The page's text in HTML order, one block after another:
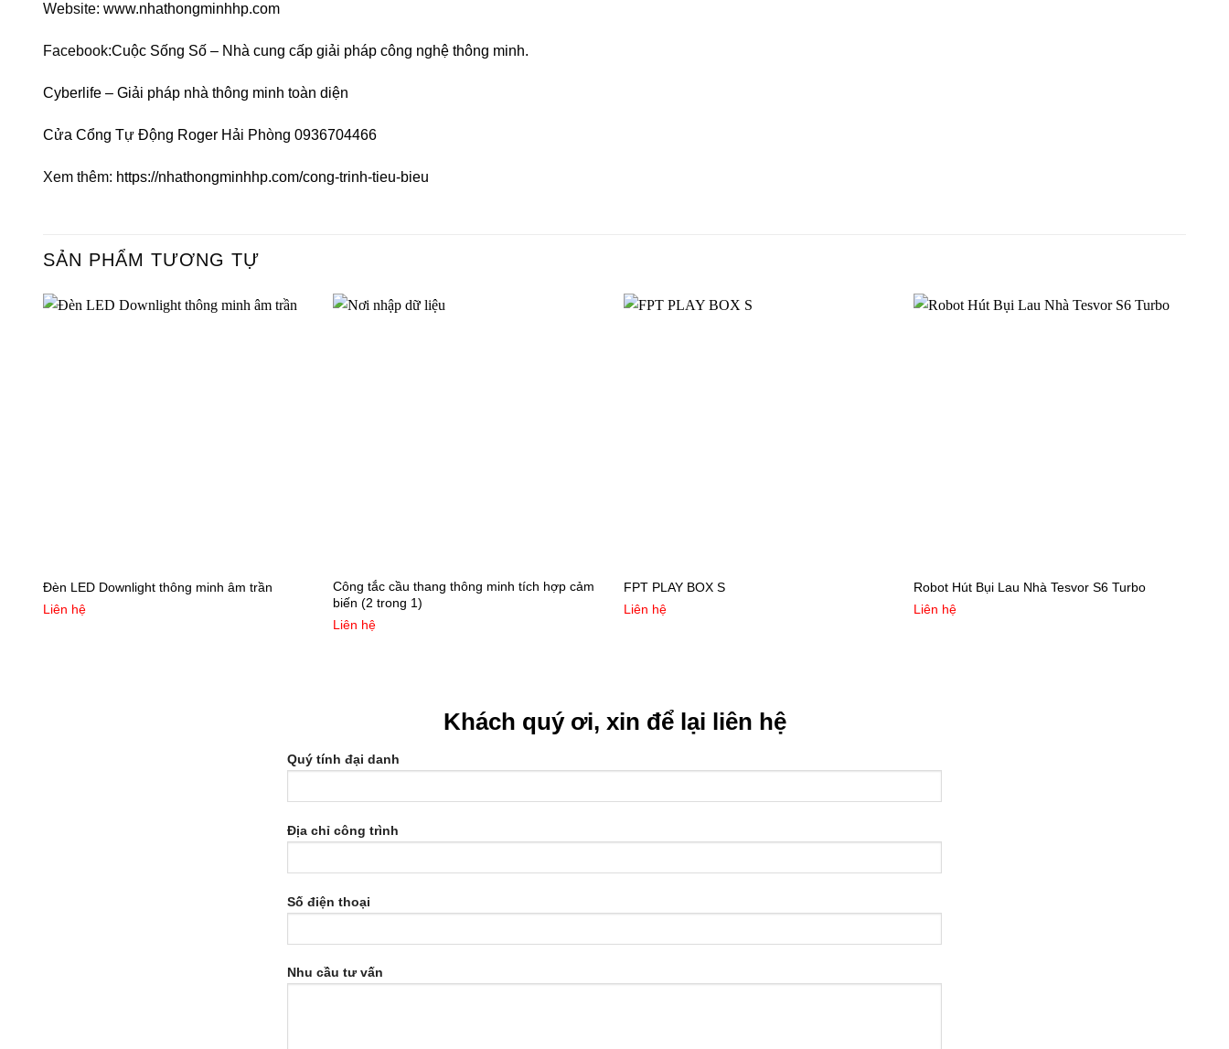
Website: www.nhathongminhhp.com
Facebook:Cuộc Sống Số – Nhà cung cấp giải pháp công nghệ thông minh.
Cyberlife – Giải pháp nhà thông minh toàn diện
Cửa Cổng Tự Động Roger Hải Phòng 0936704466
Xem thêm: https://nhathongminhhp.com/cong-trinh-tieu-bieu
SẢN PHẨM TƯƠNG TỰ
Đèn LED Downlight thông minh âm trần
Liên hệ
Công tắc cầu thang thông minh tích hợp cảm
biến (2 trong 1)
Liên hệ
FPT PLAY BOX S
Liên hệ
Robot Hút Bụi Lau Nhà Tesvor S6 Turbo
Liên hệ
Khách quý ơi, xin để lại liên hệ
Quý tính đại danh
Địa chỉ công trình
Số điện thoại
Nhu cầu tư vấn